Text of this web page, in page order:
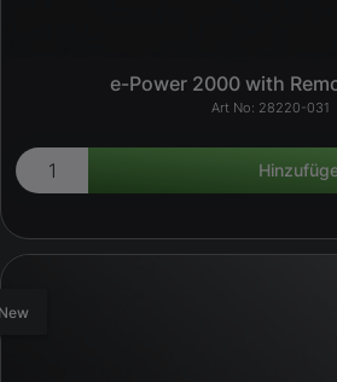
e-Power 2000 with
28220-031